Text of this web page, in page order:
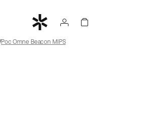
Poc Omne Beacon MIPS